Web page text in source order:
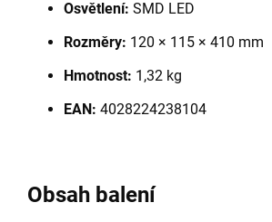
Osvětlení: SMD LED
Rozměry: 120 × 115 × 410 mm
Hmotnost: 1,32 kg
EAN: 4028224238104
Obsah balení